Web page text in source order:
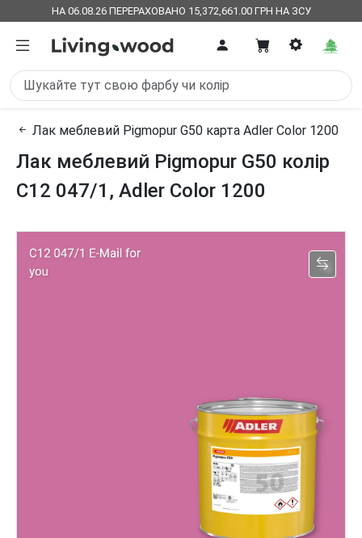
НА 06.08.26 ПЕРЕРАХОВАНО 15,372,661.00 ГРН НА ЗСУ
Лак меблевий Pigmopur G50 карта Adler Color 1200
Лак меблевий Pigmopur G50 колір
C12 047/1, Adler Color 1200